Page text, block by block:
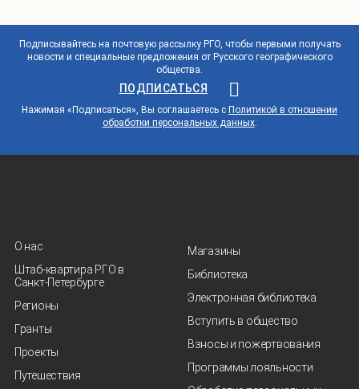
Подписывайтесь на почтовую рассылку РГО, чтобы первыми получать
новости и специальные предложения от Русского географического
общества.
ПОДПИСАТЬСЯ
Нажимая «Подписаться», Вы соглашаетесь с Политикой в отношении
обработки персональных данных.
О нас
Штаб-квартира РГО в
Санкт‑Петербурге
Регионы
Гранты
Проекты
Путешествия
Магазины
Библиотека
Электронная библиотека
Вступить в общество
Взносы и пожертвования
Программы лояльности